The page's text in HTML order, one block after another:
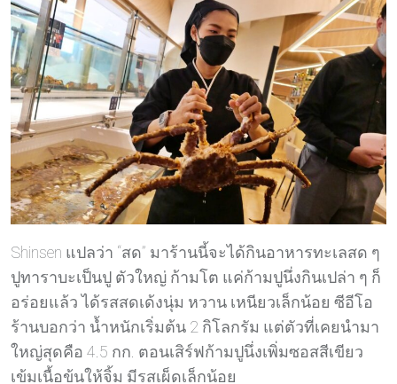
Shinsen แปลว่า “สด” มาร้านนี้จะได้กินอาหารทะเลสด ๆ
ปูทาราบะเป็นปู ตัวใหญ่ ก้ามโต แค่ก้ามปูนึ่งกินเปล่า ๆ ก็
อร่อยแล้ว ได้รสสดเด้งนุ่ม หวาน เหนียวเล็กน้อย ซีอีโอ
ร้านบอกว่า น้ำหนักเริ่มต้น 2 กิโลกรัม แต่ตัวที่เคยนำมา
ใหญ่สุดคือ 4.5 กก. ตอนเสิร์ฟก้ามปูนึ่งเพิ่มซอสสีเขียว
เข้มเนื้อข้นให้จิ้ม มีรสเผ็ดเล็กน้อย